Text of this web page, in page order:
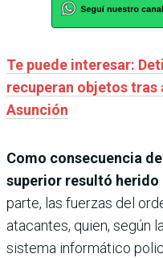
Te puede interesar:
recuperan objetos tras
Asunción
Como consecuencia
superior resultó herido
parte, las fuerzas del
atacantes, quien, según
sistema informático